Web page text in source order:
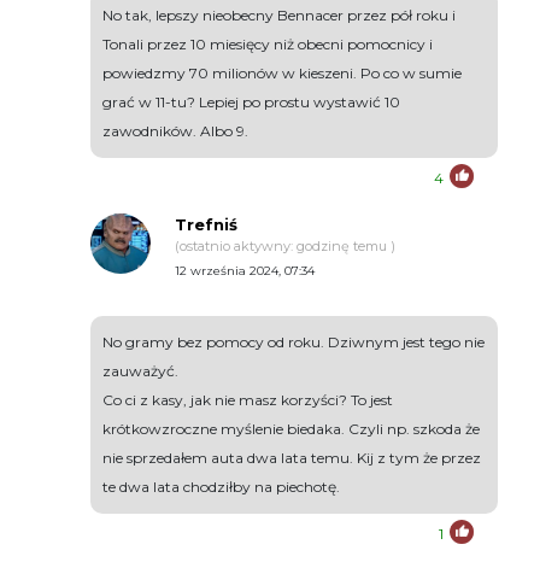
No tak, lepszy nieobecny Bennacer przez pół roku i
Tonali przez 10 miesięcy niż obecni pomocnicy i
powiedzmy 70 milionów w kieszeni. Po co w sumie
grać w 11-tu? Lepiej po prostu wystawić 10
zawodników. Albo 9.
4
Trefniś
(ostatnio aktywny: godzinę temu )
12 września 2024, 07:34
No gramy bez pomocy od roku. Dziwnym jest tego nie
zauważyć.
Co ci z kasy, jak nie masz korzyści? To jest
krótkowzroczne myślenie biedaka. Czyli np. szkoda że
nie sprzedałem auta dwa lata temu. Kij z tym że przez
te dwa lata chodziłby na piechotę.
1